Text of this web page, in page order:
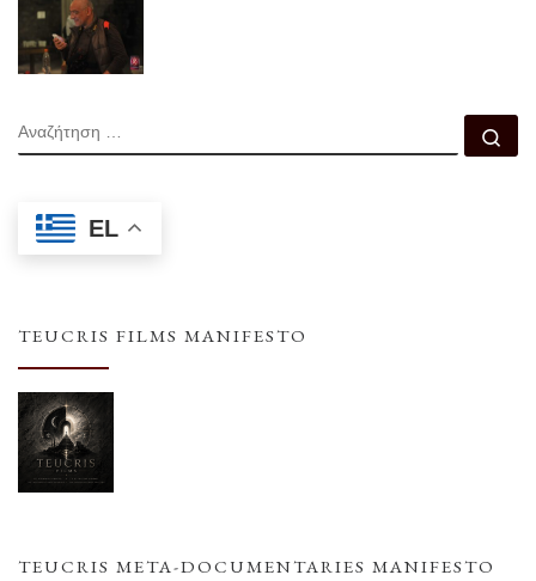
ΑΝΑΖΉΤΗΣΗ
EL
TEUCRIS FILMS MANIFESTO
TEUCRIS META-DOCUMENTARIES MANIFESTO